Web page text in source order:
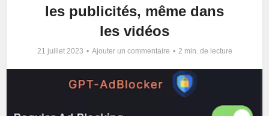
les publicités, même dans
les vidéos
21 juillet 2023 Ajouter un commentaire 2 min. de lecture